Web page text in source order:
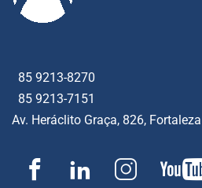
85 9213-8270
85 9213-7151
Av. Heráclito Graça, 826, Fortaleza